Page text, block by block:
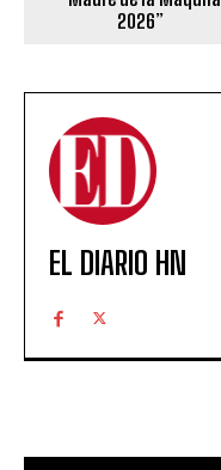
2026”
EL DIARIO HN